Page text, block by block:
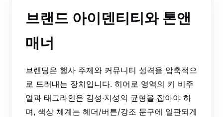
브랜드 아이덴티티와 톤앤
매너
브랜딩은 행사 주제와 커뮤니티 성격을 압축적으
로 드러내는 장치입니다. 히어로 영역의 키 비주
얼과 태그라인은 감성·지성의 균형을 잡아야 하
며, 색상 체계는 헤더/버튼/강조 문구에 일관되게